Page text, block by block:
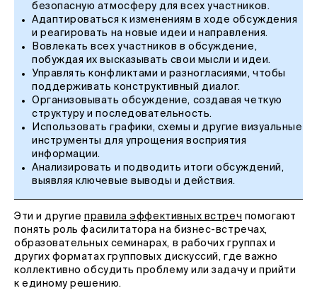
безопасную атмосферу для всех участников.
Адаптироваться к изменениям в ходе обсуждения
и реагировать на новые идеи и направления.
Вовлекать всех участников в обсуждение,
побуждая их высказывать свои мысли и идеи.
Управлять конфликтами и разногласиями, чтобы
поддерживать конструктивный диалог.
Организовывать обсуждение, создавая четкую
структуру и последовательность.
Использовать графики, схемы и другие визуальные
инструменты для упрощения восприятия
информации.
Анализировать и подводить итоги обсуждений,
выявляя ключевые выводы и действия.
Эти и другиеправила эффективных встреч помогают
понять роль фасилитатора на бизнес-встречах,
образовательных семинарах, в рабочих группах и
других форматах групповых дискуссий, где важно
коллективно обсудить проблему или задачу и прийти
к единому решению.